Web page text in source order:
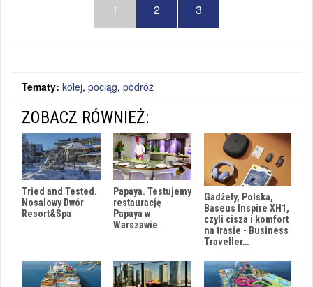
1 2 3
Tematy: kolej, pociąg, podróż
ZOBACZ RÓWNIEŻ:
Tried and Tested.
Nosalowy Dwór
Resort&Spa
Papaya. Testujemy
restaurację
Papaya w
Warszawie
Gadżety, Polska,
Baseus Inspire XH1,
czyli cisza i komfort
na trasie - Business
Traveller…